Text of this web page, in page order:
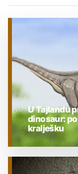
U Tajlandu
dinosaur:
kralješku